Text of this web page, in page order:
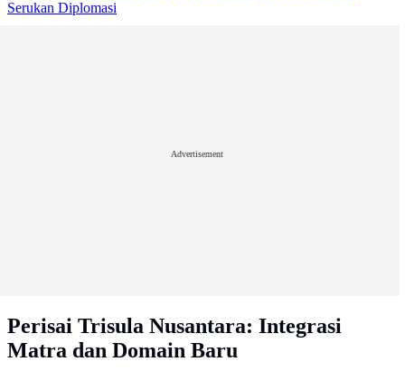
Serukan Diplomasi
Advertisement
Perisai Trisula Nusantara: Integrasi
Matra dan Domain Baru